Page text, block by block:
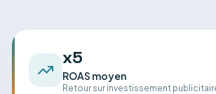
x5
ROAS moyen
Retour sur investissement